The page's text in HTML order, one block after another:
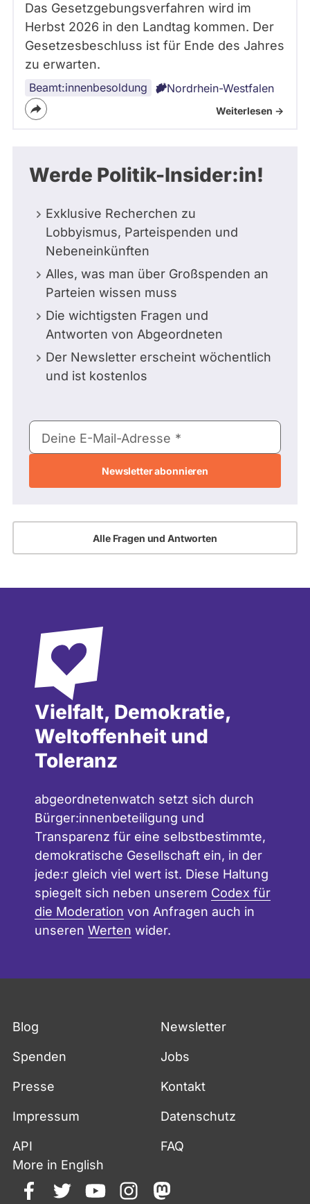
Das Gesetzgebungsverfahren wird im
Herbst 2026 in den Landtag kommen. Der
Gesetzesbeschluss ist für Ende des Jahres
zu erwarten.
Beamt:innenbesoldung Nordrhein-Westfalen
Weiterlesen ->
Werde Politik-Insider:in!
Exklusive Recherchen zu
Lobbyismus, Parteispenden und
Nebeneinkünften
Alles, was man über Großspenden an
Parteien wissen muss
Die wichtigsten Fragen und
Antworten von Abgeordneten
Der Newsletter erscheint wöchentlich
und ist kostenlos
E-
Mail-
Deine E-Mail-Adresse
Alle Fragen und Antworten
Vielfalt, Demokratie,
Weltoffenheit und
Toleranz
abgeordnetenwatch setzt sich durch
Bürger:innenbeteiligung und
Transparenz für eine selbstbestimmte,
demokratische Gesellschaft ein, in der
jede:r gleich viel wert ist. Diese Haltung
spiegelt sich neben unserem Codex für
die Moderation von Anfragen auch in
unseren Werten wider.
Blog Newsletter
Spenden Jobs
Presse Kontakt
Impressum Datenschutz
API
FAQ
More in English
facebooktwitteryoutubeinstagrammastodon